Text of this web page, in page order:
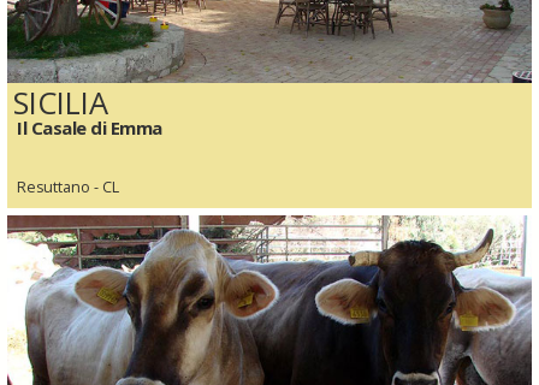
SICILIA
Il Casale di Emma
Resuttano - CL